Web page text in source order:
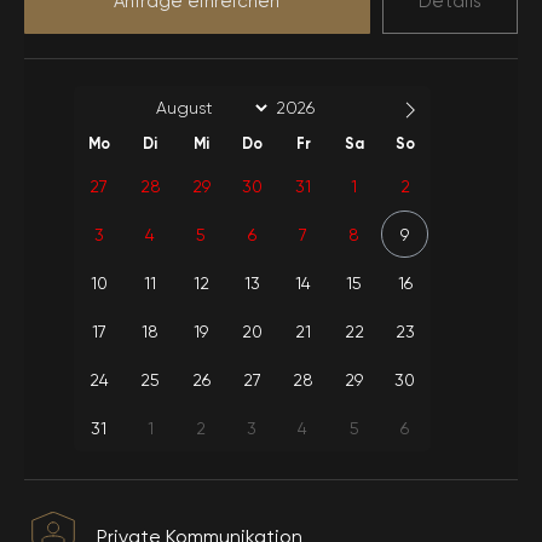
Mo Di Mi Do Fr Sa So
27 28 29 30 31 1 2
3 4 5 6 7 8 9
10 11 12 13 14 15 16
17 18 19 20 21 22 23
24 25 26 27 28 29 30
31 1 2 3 4 5 6
Fernseher.
Flitterwochen
Wasserverbrauch
Flaschengas
Reinigung-Blätter-
Leinenhandtuch
Private Kommunikation